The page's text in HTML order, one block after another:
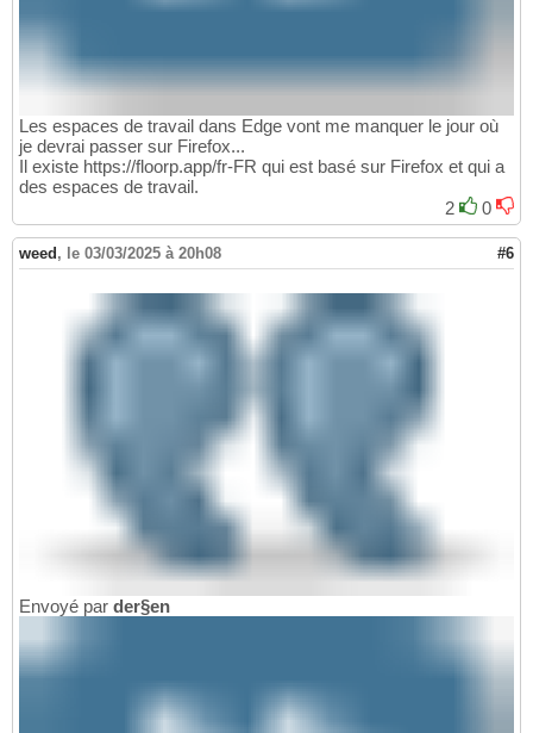
Les espaces de travail dans Edge vont me manquer le jour où
je devrai passer sur Firefox...
Il existe https://floorp.app/fr-FR qui est basé sur Firefox et qui a
des espaces de travail.
2
0
weed , le 03/03/2025 à 20h08 #6
Envoyé par der§en